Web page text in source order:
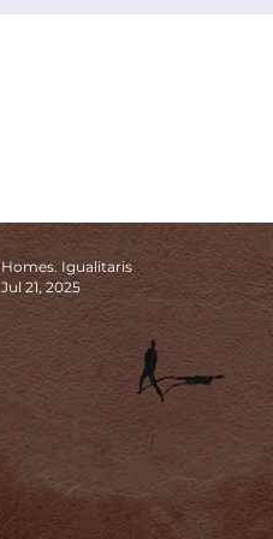
Homes. Igualitaris
Jul 21, 2025